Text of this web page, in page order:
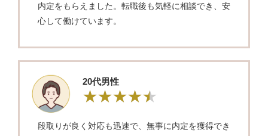
内定をもらえました。転職後も気軽に相談でき、安
心して働けています。
20代男性
段取りが良く対応も迅速で、無事に内定を獲得でき